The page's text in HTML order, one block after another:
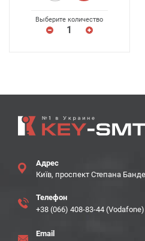
Выберите количество
Адрес
Київ, проспект Степана
Телефон
+38 (066) 408-83-44 (Vodafone)
Email